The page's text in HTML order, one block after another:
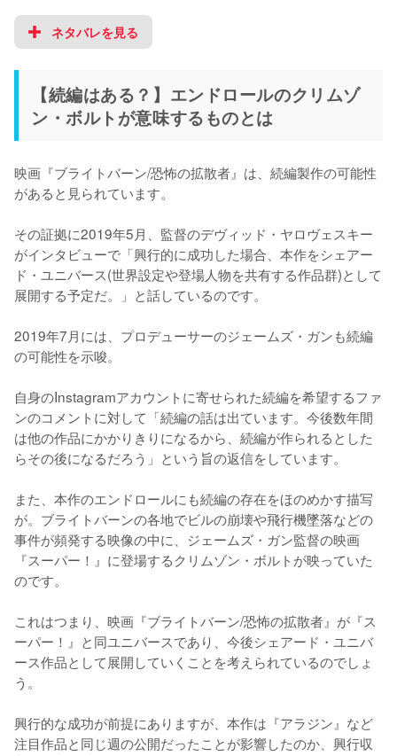
ネタバレを見る
【続編はある？】エンドロールのクリムゾ
ン・ボルトが意味するものとは
映画『ブライトバーン/恐怖の拡散者』は、続編製作の可能性
があると見られています。
その証拠に2019年5月、監督のデヴィッド・ヤロヴェスキー
がインタビューで「興行的に成功した場合、本作をシェアー
ド・ユニバース(世界設定や登場人物を共有する作品群)として
展開する予定だ。」と話しているのです。
2019年7月には、プロデューサーのジェームズ・ガンも続編
の可能性を示唆。
自身のInstagramアカウントに寄せられた続編を希望するファ
ンのコメントに対して「続編の話は出ています。今後数年間
は他の作品にかかりきりになるから、続編が作られるとした
らその後になるだろう」という旨の返信をしています。
また、本作のエンドロールにも続編の存在をほのめかす描写
が。ブライトバーンの各地でビルの崩壊や飛行機墜落などの
事件が頻発する映像の中に、ジェームズ・ガン監督の映画
『スーパー！』に登場するクリムゾン・ボルトが映っていた
のです。
これはつまり、映画『ブライトバーン/恐怖の拡散者』が『ス
ーパー！』と同ユニバースであり、今後シェアード・ユニバ
ース作品として展開していくことを考えられているのでしょ
う。
興行的な成功が前提にありますが、本作は『アラジン』など
注目作品と同じ週の公開だったことが影響したのか、興行収